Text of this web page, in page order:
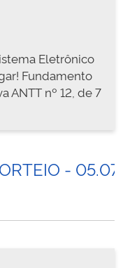
Eletrônico
Fundamento
ANTT nº 12, de 7
-